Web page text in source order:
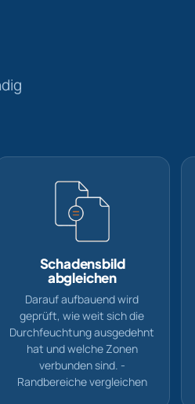
Schadensbild
abgleichen
Darauf aufbauend wird
geprüft, wie weit sich die
Durchfeuchtung ausgedehnt
hat und welche Zonen
verbunden sind. -
Randbereiche vergleichen